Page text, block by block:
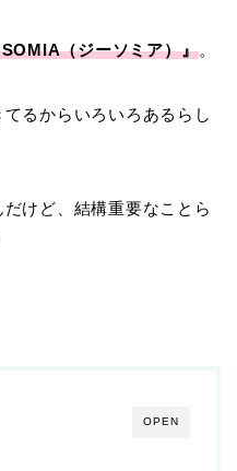
（ジーソミア）』。
るからいろいろあるらし
けど、結構重要なことら
OPEN